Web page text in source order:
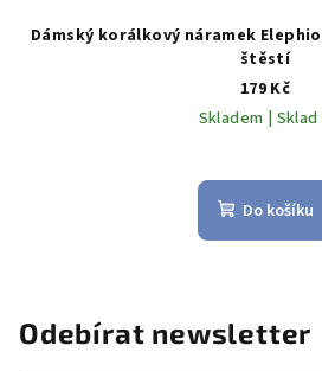
Dámský korálkový náramek
štěstí
179 Kč
Skladem | Sklad
Do košíku
Odebírat newsletter